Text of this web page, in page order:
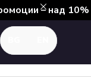
– над 10%